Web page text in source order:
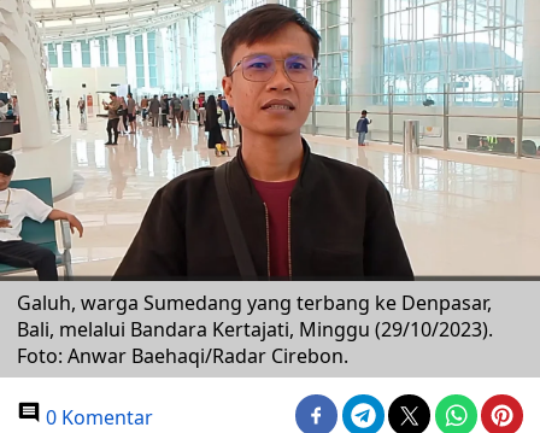
Galuh, warga Sumedang yang terbang ke Denpasar,
Bali, melalui Bandara Kertajati, Minggu (29/10/2023).
Foto: Anwar Baehaqi/Radar Cirebon.
0 Komentar